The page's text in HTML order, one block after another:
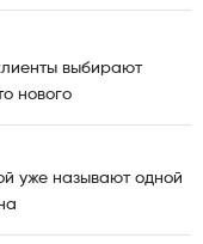
выбирают
нового
уже называют одной